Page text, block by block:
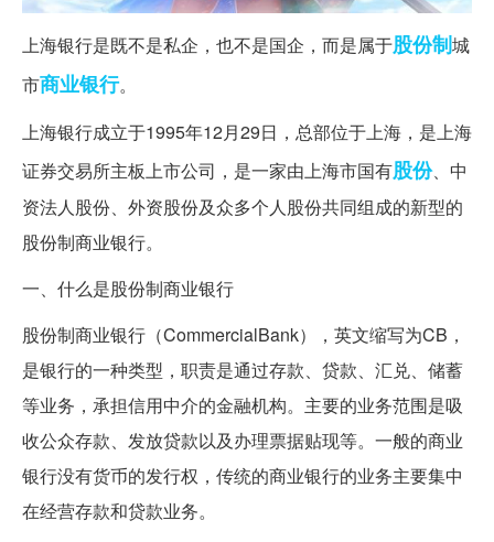
上海银行是既不是私企，也不是国企，而是属于股份制城
市商业银行。
上海银行成立于1995年12月29日，总部位于上海，是上海
证券交易所主板上市公司，是一家由上海市国有股份、中
资法人股份、外资股份及众多个人股份共同组成的新型的
股份制商业银行。
一、什么是股份制商业银行
股份制商业银行（CommercialBank），英文缩写为CB，
是银行的一种类型，职责是通过存款、贷款、汇兑、储蓄
等业务，承担信用中介的金融机构。主要的业务范围是吸
收公众存款、发放贷款以及办理票据贴现等。一般的商业
银行没有货币的发行权，传统的商业银行的业务主要集中
在经营存款和贷款业务。